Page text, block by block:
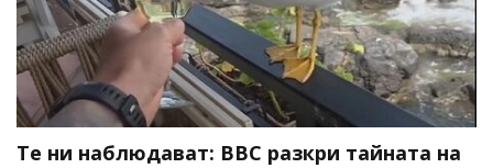
Те ни наблюдават: BBC разкри тайната на